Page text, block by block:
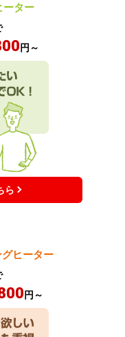
ーター
円～
ら
ヒーター
円～